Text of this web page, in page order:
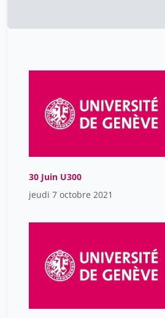
30 Juin U300
jeudi 7 octobre 2021